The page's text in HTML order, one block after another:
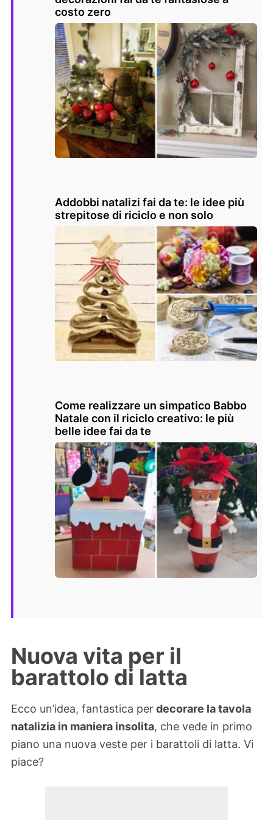
costo zero
Addobbi natalizi fai da te: le idee più
strepitose di riciclo e non solo
Come realizzare un simpatico Babbo
Natale con il riciclo creativo: le più
belle idee fai da te
Nuova vita per il
barattolo di latta
Ecco un’idea, fantastica perdecorare la tavola
natalizia in maniera insolita, che vede in primo
piano una nuova veste per i barattoli di latta. Vi
piace?